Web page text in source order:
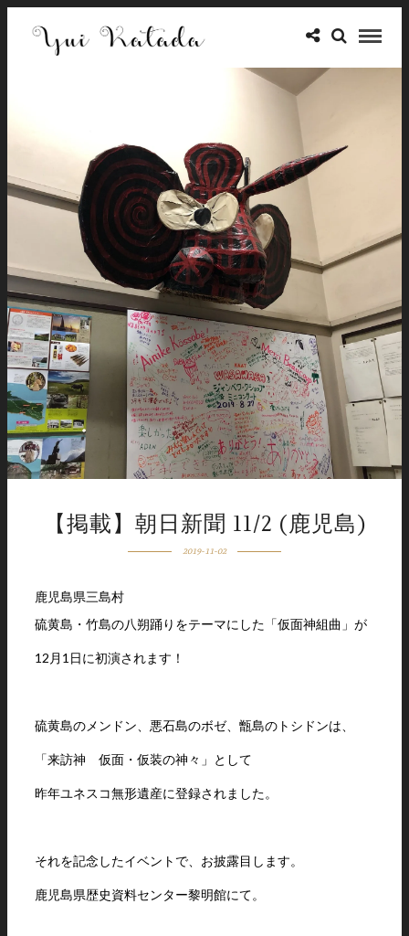
【掲載】朝日新聞 11/2 (鹿児島)
2019-11-02
鹿児島県三島村
硫黄島・竹島の八朔踊りをテーマにした「仮面神組曲」が
12月1日に初演されます！
硫黄島のメンドン、悪石島のボゼ、甑島のトシドンは、
「来訪神 仮面・仮装の神々」として
昨年ユネスコ無形遺産に登録されました。
それを記念したイベントで、お披露目します。
鹿児島県歴史資料センター黎明館にて。